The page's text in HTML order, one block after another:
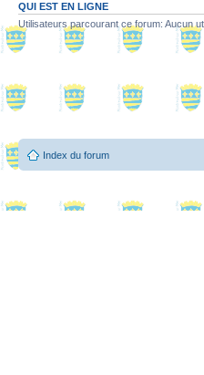
QUI EST EN LIGNE
Utilisateurs parcourant ce forum: Aucun
Index du forum